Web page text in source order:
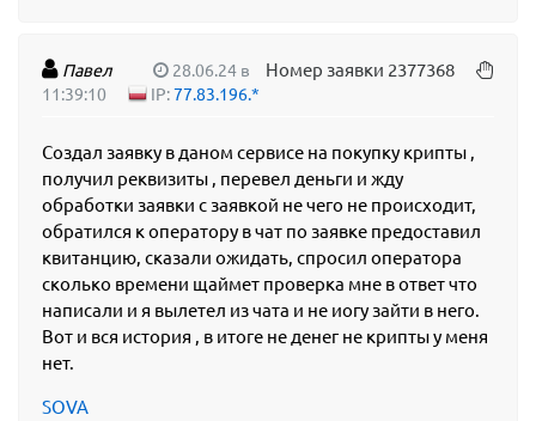
Номер заявки 2377368
Павел
28.06.24 в
11:39:10
IP:77.83.196.*
Создал заявку в даном сервисе на покупку крипты ,
получил реквизиты , перевел деньги и жду
обработки заявки с заявкой не чего не происходит,
обратился к оператору в чат по заявке предоставил
квитанцию, сказали ожидать, спросил оператора
сколько времени щаймет проверка мне в ответ что
написали и я вылетел из чата и не иогу зайти в него.
Вот и вся история , в итоге не денег не крипты у меня
нет.
SOVA